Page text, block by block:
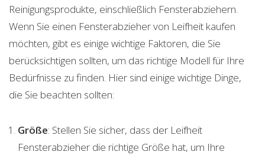
Reinigungsprodukte, einschließlich Fensterabziehern.
Wenn Sie einen Fensterabzieher von Leifheit kaufen
möchten, gibt es einige wichtige Faktoren, die Sie
berücksichtigen sollten, um das richtige Modell für Ihre
Bedürfnisse zu finden. Hier sind einige wichtige Dinge,
die Sie beachten sollten:
Größe: Stellen Sie sicher, dass der Leifheit
Fensterabzieher die richtige Größe hat, um Ihre